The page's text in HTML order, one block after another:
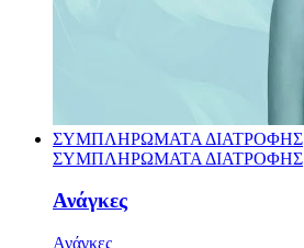
ΣΥΜΠΛΗΡΩΜΑΤΑ ΔΙΑΤΡΟΦΗΣ
ΣΥΜΠΛΗΡΩΜΑΤΑ ΔΙΑΤΡΟΦΗΣ
Ανάγκες
Ανάγκες